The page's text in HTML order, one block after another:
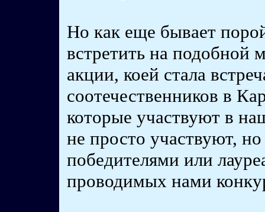
Но как еще бывает
встретить на подобной
акции, коей стала
соотечественников в
которые участвуют в
не просто участвуют,
победителями или
проводимых нами